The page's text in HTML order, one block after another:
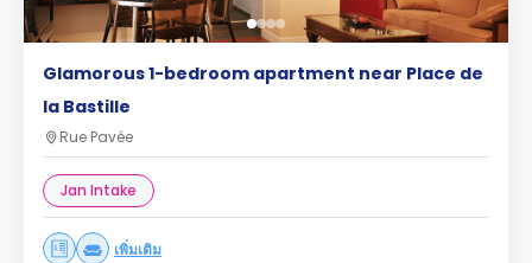
Glamorous 1-bedroom apartment near Place de
la Bastille
Rue Pavée
Jan Intake
เพิ่มเติม